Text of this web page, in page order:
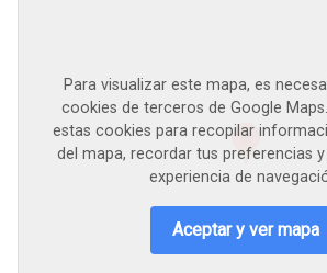
Para visualizar este mapa, es
cookies de terceros de Google
estas cookies para recopilar
del mapa, recordar tus preferencias
experiencia de
Aceptar y ver mapa